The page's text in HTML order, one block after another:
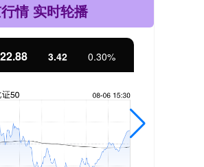
情 实时轮播
3.42 0.30%